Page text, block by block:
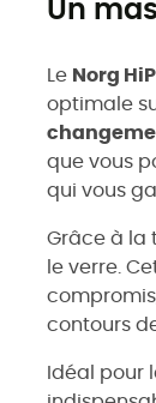
Un
Le Norg
optimale
que vous
qui vous
Grâce à la
le verre.
contours
Idéal pour